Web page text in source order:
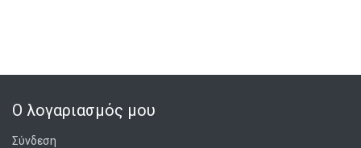
Ο λογαριασμός μου
Σύνδεση